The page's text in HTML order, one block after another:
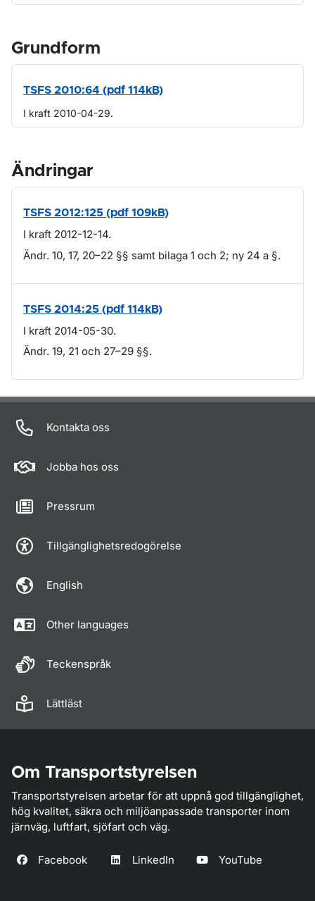
Grundform
TSFS 2010:64 (pdf 114kB)
I kraft 2010-04-29.
Ändringar
TSFS 2012:125 (pdf 109kB)
I kraft 2012-12-14.
Ändr. 10, 17, 20–22 §§ samt bilaga 1 och 2; ny 24 a §.
TSFS 2014:25 (pdf 114kB)
I kraft 2014-05-30.
Ändr. 19, 21 och 27–29 §§.
Om sidan
Kontakta oss
Jobba hos oss
Pressrum
Tillgänglighetsredogörelse
English
Other languages
Teckenspråk
Lättläst
Om Transportstyrelsen
Transportstyrelsen arbetar för att uppnå god tillgänglighet,
hög kvalitet, säkra och miljöanpassade transporter inom
järnväg, luftfart, sjöfart och väg.
Facebook LinkedIn YouTube